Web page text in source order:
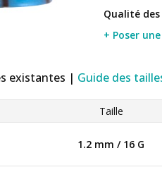
Qualité
+ Poser
existantes | Guide des
Taille
1.2 mm / 16 G